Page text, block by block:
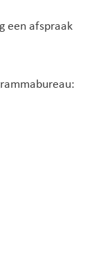
een afspraak